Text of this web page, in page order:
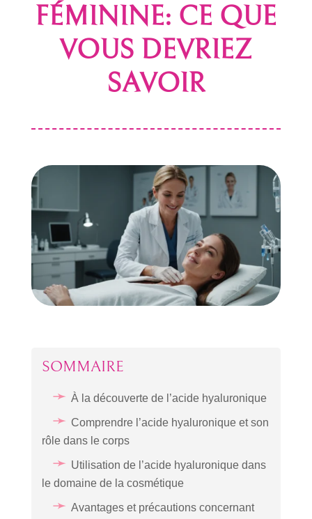
FÉMININE: CE QUE
VOUS DEVRIEZ
SAVOIR
SOMMAIRE
À la découverte de l’acide hyaluronique
Comprendre l’acide hyaluronique et son
rôle dans le corps
Utilisation de l’acide hyaluronique dans
le domaine de la cosmétique
Avantages et précautions concernant